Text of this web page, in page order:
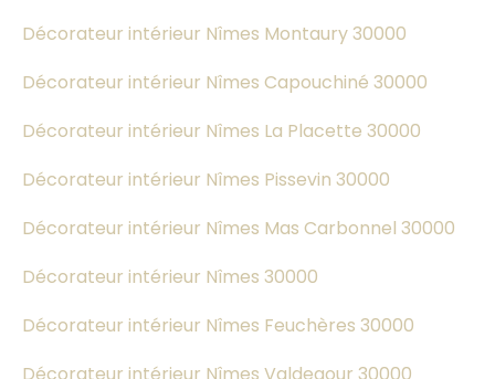
Décorateur intérieur Nîmes Montaury 30000
Décorateur intérieur Nîmes Capouchiné 30000
Décorateur intérieur Nîmes La Placette 30000
Décorateur intérieur Nîmes Pissevin 30000
Décorateur intérieur Nîmes Mas Carbonnel 30000
Décorateur intérieur Nîmes 30000
Décorateur intérieur Nîmes Feuchères 30000